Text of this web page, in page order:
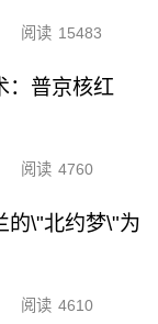
阅读 15483
：普京核红
阅读 4760
的\"北约梦\"为
阅读 4610